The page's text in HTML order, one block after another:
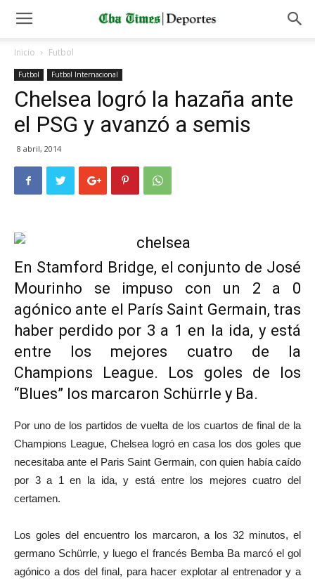
Inicio Futbol
Futbol Futbol Internacional
Chelsea logró la hazaña ante
el PSG y avanzó a semis
8 abril, 2014
En Stamford Bridge, el conjunto de José
Mourinho se impuso con un 2 a 0
agónico ante el París Saint Germain, tras
haber perdido por 3 a 1 en la ida, y está
entre los mejores cuatro de la
Champions League. Los goles de los
“Blues” los marcaron Schürrle y Ba.
Por uno de los partidos de vuelta de los cuartos de final de la
Champions League, Chelsea logró en casa los dos goles que
necesitaba ante el Paris Saint Germain, con quien había caído
por 3 a 1 en la ida, y está entre los mejores cuatro del
certamen.
Los goles del encuentro los marcaron, a los 32 minutos, el
germano Schürrle, y luego el francés Bemba Ba marcó el gol
agónico a dos del final, para hacer explotar al entrenador y a